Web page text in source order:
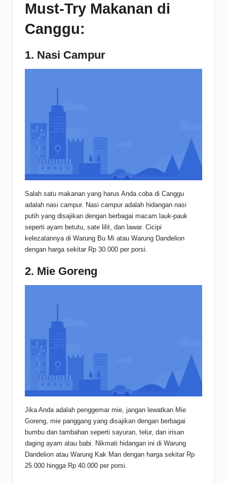
Must-Try Makanan di
Canggu:
1. Nasi Campur
Salah satu makanan yang harus Anda coba di Canggu
adalah nasi campur. Nasi campur adalah hidangan nasi
putih yang disajikan dengan berbagai macam lauk-pauk
seperti ayam betutu, sate lilit, dan lawar. Cicipi
kelezatannya di Warung Bu Mi atau Warung Dandelion
dengan harga sekitar Rp 30.000 per porsi.
2. Mie Goreng
Jika Anda adalah penggemar mie, jangan lewatkan Mie
Goreng, mie panggang yang disajikan dengan berbagai
bumbu dan tambahan seperti sayuran, telur, dan irisan
daging ayam atau babi. Nikmati hidangan ini di Warung
Dandelion atau Warung Kak Man dengan harga sekitar Rp
25.000 hingga Rp 40.000 per porsi.